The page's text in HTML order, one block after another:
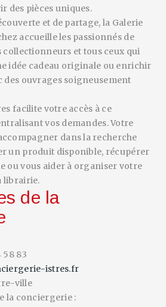
des pièces uniques.
et de partage, la Galerie
accueille les passionnés de
et tous ceux qui
idée cadeau originale ou enrichir
des ouvrages soigneusement
facilite votre accès à ce
vos demandes. Votre
dans la recherche
un produit disponible, récupérer
ou vous aider à organiser votre
librairie.
de la
58 83
istres.fr
ville
la conciergerie :